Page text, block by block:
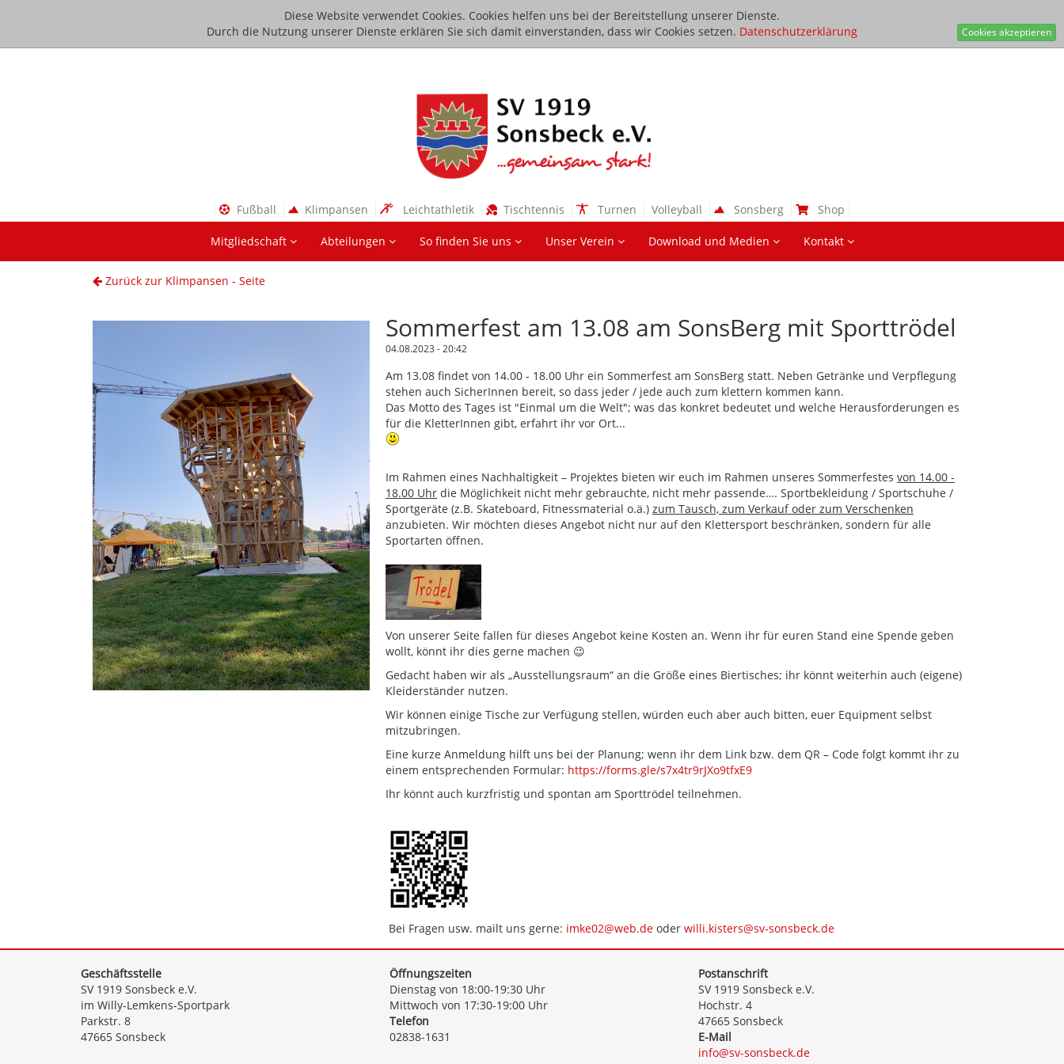
Diese Website verwendet Cookies. Cookies helfen uns bei der Bereitstellung unserer Dienste.
Durch die Nutzung unserer Dienste erklären Sie sich damit einverstanden, dass wir Cookies setzen. Datenschutzerklärung Cookies akzeptieren
Fußball Klimpansen Leichtathletik Tischtennis Turnen Volleyball Sonsberg Shop
Mitgliedschaft Abteilungen So finden Sie uns Unser Verein Download und Medien Kontakt
Zurück zur Klimpansen - Seite
Sommerfest am 13.08 am SonsBerg mit Sporttrödel
04.08.2023 - 20:42
Am 13.08 findet von 14.00 - 18.00 Uhr ein Sommerfest am SonsBerg statt. Neben Getränke und Verpflegung
stehen auch SicherInnen bereit, so dass jeder / jede auch zum klettern kommen kann.
Das Motto des Tages ist "Einmal um die Welt"; was das konkret bedeutet und welche Herausforderungen es
für die KletterInnen gibt, erfahrt ihr vor Ort...
Im Rahmen eines Nachhaltigkeit – Projektes bieten wir euch im Rahmen unseres Sommerfestes von 14.00 -
18.00 Uhr die Möglichkeit nicht mehr gebrauchte, nicht mehr passende…. Sportbekleidung / Sportschuhe /
Sportgeräte (z.B. Skateboard, Fitnessmaterial o.ä.) zum Tausch, zum Verkauf oder zum Verschenken
anzubieten. Wir möchten dieses Angebot nicht nur auf den Klettersport beschränken, sondern für alle
Sportarten öffnen.
Von unserer Seite fallen für dieses Angebot keine Kosten an. Wenn ihr für euren Stand eine Spende geben
wollt, könnt ihr dies gerne machen 😉
Gedacht haben wir als „Ausstellungsraum“ an die Größe eines Biertisches; ihr könnt weiterhin auch (eigene)
Kleiderständer nutzen.
Wir können einige Tische zur Verfügung stellen, würden euch aber auch bitten, euer Equipment selbst
mitzubringen.
Eine kurze Anmeldung hilft uns bei der Planung; wenn ihr dem Link bzw. dem QR – Code folgt kommt ihr zu
einem entsprechenden Formular: https://forms.gle/s7x4tr9rJXo9tfxE9
Ihr könnt auch kurzfristig und spontan am Sporttrödel teilnehmen.
Bei Fragen usw. mailt uns gerne: imke02@web.de oder willi.kisters@sv-sonsbeck.de
Geschäftsstelle
SV 1919 Sonsbeck e.V.
im Willy-Lemkens-Sportpark
Parkstr. 8
47665 Sonsbeck
Öffnungszeiten
Dienstag von 18:00-19:30 Uhr
Mittwoch von 17:30-19:00 Uhr
Telefon
02838-1631
Postanschrift
SV 1919 Sonsbeck e.V.
Hochstr. 4
47665 Sonsbeck
E-Mail
info@sv-sonsbeck.de